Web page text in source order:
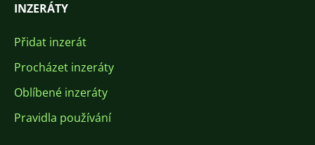
INZERÁTY
Přidat inzerát
Procházet inzeráty
Oblíbené inzeráty
Pravidla používání